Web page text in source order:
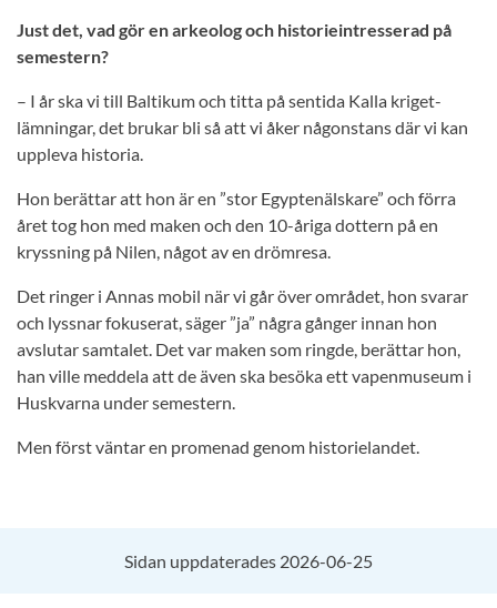
Just det, vad gör en arkeolog och historieintresserad på
semestern?
– I år ska vi till Baltikum och titta på sentida Kalla kriget-
lämningar, det brukar bli så att vi åker någonstans där vi kan
uppleva historia.
Hon berättar att hon är en ”stor Egyptenälskare” och förra
året tog hon med maken och den 10-åriga dottern på en
kryssning på Nilen, något av en drömresa.
Det ringer i Annas mobil när vi går över området, hon svarar
och lyssnar fokuserat, säger ”ja” några gånger innan hon
avslutar samtalet. Det var maken som ringde, berättar hon,
han ville meddela att de även ska besöka ett vapenmuseum i
Huskvarna under semestern.
Men först väntar en promenad genom historielandet.
Sidan uppdaterades 2026-06-25